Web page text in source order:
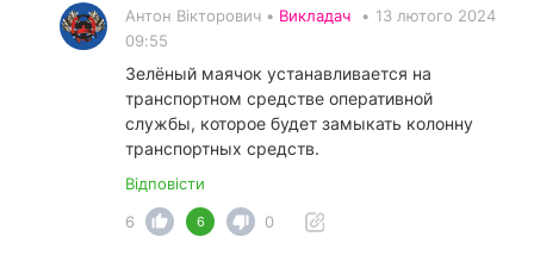
Антон Вікторович • Викладач • 13 лютого 2024
09:55
Зелёный маячок устанавливается на
транспортном средстве оперативной
службы, которое будет замыкать колонну
транспортных средств.
Відповісти
6
6 0